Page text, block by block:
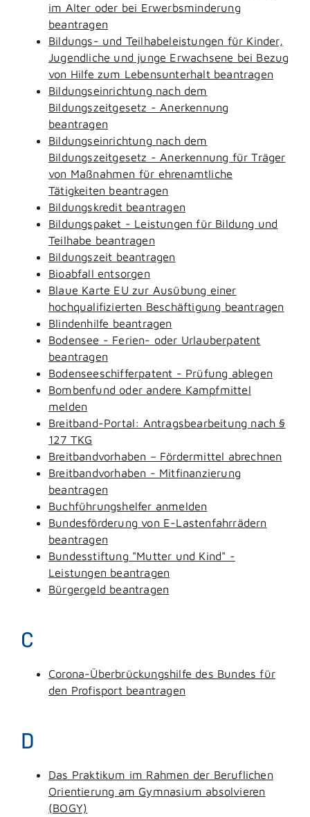
im Alter oder bei Erwerbsminderung
beantragen
Bildungs- und Teilhabeleistungen für Kinder,
Jugendliche und junge Erwachsene bei Bezug
von Hilfe zum Lebensunterhalt beantragen
Bildungseinrichtung nach dem
Bildungszeitgesetz - Anerkennung
beantragen
Bildungseinrichtung nach dem
Bildungszeitgesetz - Anerkennung für Träger
von Maßnahmen für ehrenamtliche
Tätigkeiten beantragen
Bildungskredit beantragen
Bildungspaket - Leistungen für Bildung und
Teilhabe beantragen
Bildungszeit beantragen
Bioabfall entsorgen
Blaue Karte EU zur Ausübung einer
hochqualifizierten Beschäftigung beantragen
Blindenhilfe beantragen
Bodensee - Ferien- oder Urlauberpatent
beantragen
Bodenseeschifferpatent - Prüfung ablegen
Bombenfund oder andere Kampfmittel
melden
Breitband-Portal: Antragsbearbeitung nach §
127 TKG
Breitbandvorhaben – Fördermittel abrechnen
Breitbandvorhaben - Mitfinanzierung
beantragen
Buchführungshelfer anmelden
Bundesförderung von E-Lastenfahrrädern
beantragen
Bundesstiftung "Mutter und Kind" -
Leistungen beantragen
Bürgergeld beantragen
C
Corona-Überbrückungshilfe des Bundes für
den Profisport beantragen
D
Das Praktikum im Rahmen der Beruflichen
Orientierung am Gymnasium absolvieren
(BOGY)